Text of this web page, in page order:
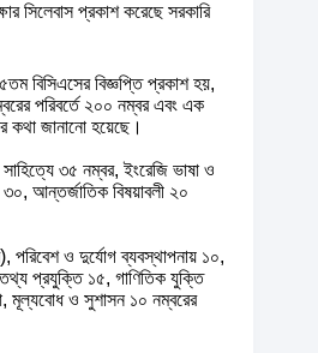
সিলেবাস প্রকাশ করেছে সরকারি
বিসিএসের বিজ্ঞপ্তি প্রকাশ হয়,
পরিবর্তে ২০০ নম্বর এবং এক
কথা জানানো হয়েছে।
সাহিত্যে ৩৫ নম্বর, ইংরেজি ভাষা ও
৩০, আন্তর্জাতিক বিষয়াবলী ২০
পরিবেশ ও দুর্যোগ ব্যবস্থাপনায় ১০,
তথ্য প্রযুক্তি ১৫, গাণিতিক যুক্তি
মূল্যবোধ ও সুশাসন ১০ নম্বরের